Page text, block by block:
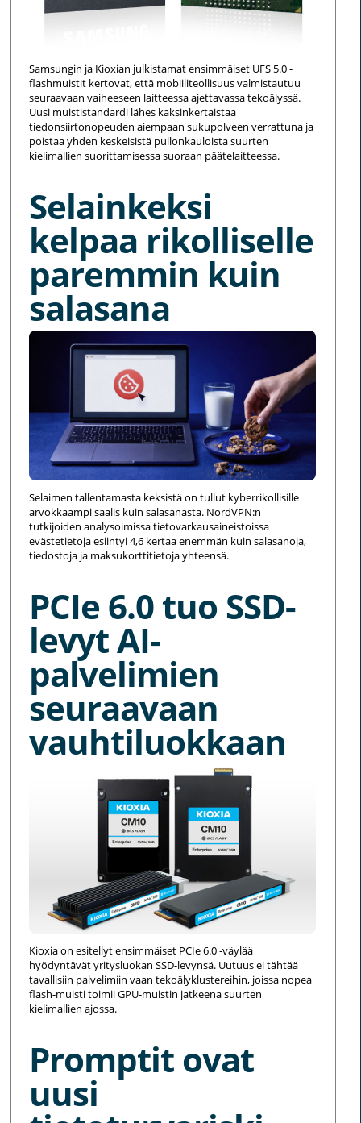
Samsungin ja Kioxian julkistamat ensimmäiset UFS 5.0 -
flashmuistit kertovat, että mobiiliteollisuus valmistautuu
seuraavaan vaiheeseen laitteessa ajettavassa tekoälyssä.
Uusi muististandardi lähes kaksinkertaistaa
tiedonsiirtonopeuden aiempaan sukupolveen verrattuna ja
poistaa yhden keskeisistä pullonkauloista suurten
kielimallien suorittamisessa suoraan päätelaitteessa.
Selainkeksi
kelpaa rikolliselle
paremmin kuin
salasana
Selaimen tallentamasta keksistä on tullut kyberrikollisille
arvokkaampi saalis kuin salasanasta. NordVPN:n
tutkijoiden analysoimissa tietovarkausaineistoissa
evästetietoja esiintyi 4,6 kertaa enemmän kuin salasanoja,
tiedostoja ja maksukorttitietoja yhteensä.
PCIe 6.0 tuo SSD-
levyt AI-
palvelimien
seuraavaan
vauhtiluokkaan
Kioxia on esitellyt ensimmäiset PCIe 6.0 -väylää
hyödyntävät yritysluokan SSD-levynsä. Uutuus ei tähtää
tavallisiin palvelimiin vaan tekoälyklustereihin, joissa nopea
flash-muisti toimii GPU-muistin jatkeena suurten
kielimallien ajossa.
Promptit ovat
uusi